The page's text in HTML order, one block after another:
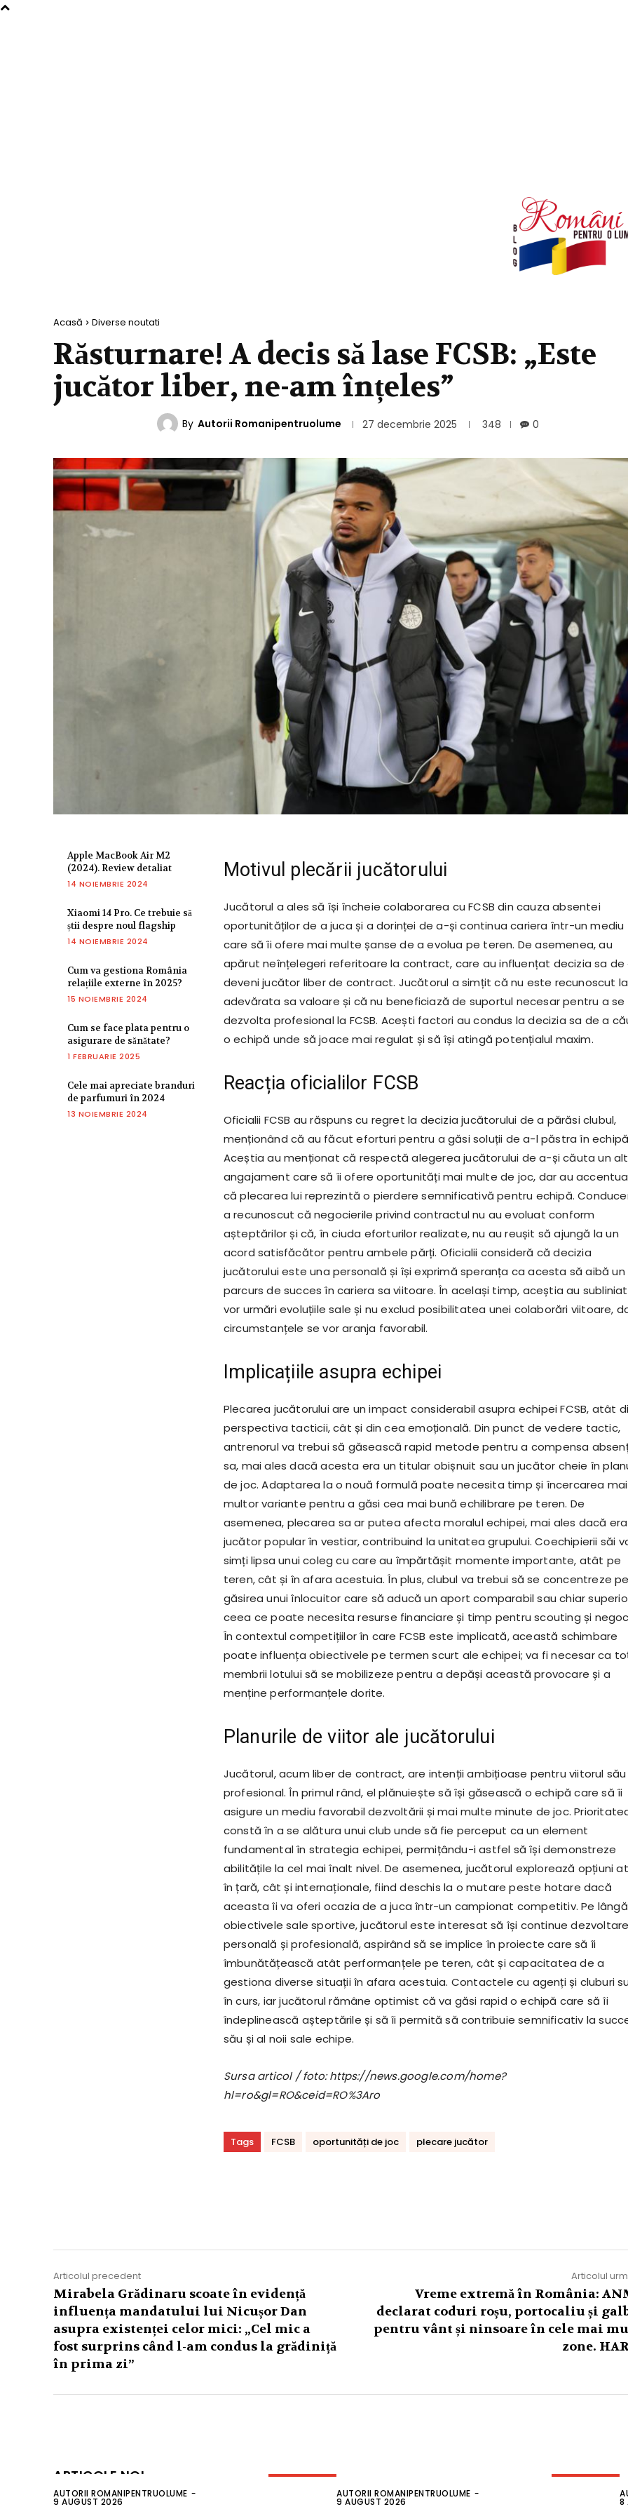
Acasă Diverse noutati
Răsturnare! A decis să lase FCSB: „Este
jucător liber, ne-am înțeles”
By Autorii Romanipentruolume 27 decembrie 2025 348 0
Apple MacBook Air M2
(2024). Review detaliat
14 NOIEMBRIE 2024
Xiaomi 14 Pro. Ce trebuie să
știi despre noul flagship
14 NOIEMBRIE 2024
Cum va gestiona România
relațiile externe în 2025?
15 NOIEMBRIE 2024
Cum se face plata pentru o
asigurare de sănătate?
1 FEBRUARIE 2025
Cele mai apreciate branduri
de parfumuri în 2024
13 NOIEMBRIE 2024
Motivul plecării jucătorului
Jucătorul a ales să își încheie colaborarea cu FCSB din cauza absentei
oportunităților de a juca și a dorinței de a-și continua cariera într-un mediu
care să îi ofere mai multe șanse de a evolua pe teren. De asemenea, au
apărut neînțelegeri referitoare la contract, care au influențat decizia sa de
deveni jucător liber de contract. Jucătorul a simțit că nu este recunoscut la
adevărata sa valoare și că nu beneficiază de suportul necesar pentru a se
dezvolta profesional la FCSB. Acești factori au condus la decizia sa de a
o echipă unde să joace mai regulat și să își atingă potențialul maxim.
Reacția oficialilor FCSB
Oficialii FCSB au răspuns cu regret la decizia jucătorului de a părăsi clubul,
menționând că au făcut eforturi pentru a găsi soluții de a-l păstra în
Aceștia au menționat că respectă alegerea jucătorului de a-și căuta un alt
angajament care să îi ofere oportunități mai multe de joc, dar au
că plecarea lui reprezintă o pierdere semnificativă pentru echipă.
a recunoscut că negocierile privind contractul nu au evoluat conform
așteptărilor și că, în ciuda eforturilor realizate, nu au reușit să ajungă la un
acord satisfăcător pentru ambele părți. Oficialii consideră că decizia
jucătorului este una personală și își exprimă speranța ca acesta să aibă un
parcurs de succes în cariera sa viitoare. În același timp, aceștia au
vor urmări evoluțiile sale și nu exclud posibilitatea unei colaborări viitoare,
circumstanțele se vor aranja favorabil.
Implicațiile asupra echipei
Plecarea jucătorului are un impact considerabil asupra echipei FCSB, atât
perspectiva tacticii, cât și din cea emoțională. Din punct de vedere tactic,
antrenorul va trebui să găsească rapid metode pentru a compensa
sa, mai ales dacă acesta era un titular obișnuit sau un jucător cheie în
de joc. Adaptarea la o nouă formulă poate necesita timp și încercarea mai
multor variante pentru a găsi cea mai bună echilibrare pe teren. De
asemenea, plecarea sa ar putea afecta moralul echipei, mai ales dacă
jucător popular în vestiar, contribuind la unitatea grupului. Coechipierii săi
simți lipsa unui coleg cu care au împărtășit momente importante, atât pe
teren, cât și în afara acestuia. În plus, clubul va trebui să se concentreze pe
găsirea unui înlocuitor care să aducă un aport comparabil sau chiar
ceea ce poate necesita resurse financiare și timp pentru scouting și
În contextul competițiilor în care FCSB este implicată, această schimbare
poate influența obiectivele pe termen scurt ale echipei; va fi necesar ca
membrii lotului să se mobilizeze pentru a depăși această provocare și a
menține performanțele dorite.
Planurile de viitor ale jucătorului
Jucătorul, acum liber de contract, are intenții ambițioase pentru viitorul său
profesional. În primul rând, el plănuiește să își găsească o echipă care să îi
asigure un mediu favorabil dezvoltării și mai multe minute de joc.
constă în a se alătura unui club unde să fie perceput ca un element
fundamental în strategia echipei, permițându-i astfel să își demonstreze
abilitățile la cel mai înalt nivel. De asemenea, jucătorul explorează opțiuni
în țară, cât și internaționale, fiind deschis la o mutare peste hotare dacă
aceasta îi va oferi ocazia de a juca într-un campionat competitiv. Pe lângă
obiectivele sale sportive, jucătorul este interesat să își continue
personală și profesională, aspirând să se implice în proiecte care să îi
îmbunătățească atât performanțele pe teren, cât și capacitatea de a
gestiona diverse situații în afara acestuia. Contactele cu agenți și cluburi
în curs, iar jucătorul rămâne optimist că va găsi rapid o echipă care să îi
îndeplinească așteptările și să îi permită să contribuie semnificativ la
său și al noii sale echipe.
Sursa articol / foto: https://news.google.com/home?
hl=ro&gl=RO&ceid=RO%3Aro
Tags FCSB oportunități de joc plecare jucător
Articolul precedent
Mirabela Grădinaru scoate în evidență
influența mandatului lui Nicușor Dan
asupra existenței celor mici: „Cel mic a
fost surprins când l-am condus la grădiniță
în prima zi”
Articolul
Vreme extremă în România:
declarat coduri roșu, portocaliu și
pentru vânt și ninsoare în cele mai
zone.
ARTICOLE NOI
AUTORII ROMANIPENTRUOLUME -
9 AUGUST 2026
AUTORII ROMANIPENTRUOLUME -
9 AUGUST 2026 8